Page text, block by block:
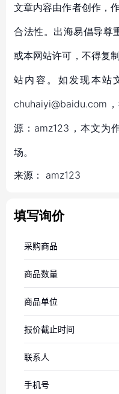
文章内容由作者创作，
合法性。出海易倡导尊
或本网站许可，不得复
站内容。如发现本站
chuhaiyi@baidu.com
源：amz123，本文为
场。
来源： amz123
填写询价